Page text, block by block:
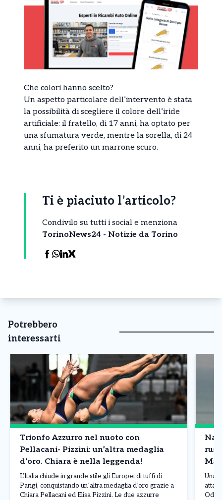
Che colori hanno scelto?
Un aspetto particolare dell’intervento è stata
la possibilità di scegliere il colore dell’iride
artificiale: il fratello, di 17 anni, ha optato per
una sfumatura verde, mentre la sorella, di 24
anni, ha preferito un marrone scuro.
Ti è piaciuto l’articolo?
Condivilo su tutti i social e menziona
TorinoNews24 - Notizie da Torino
Potrebbero
interessarti
Trionfo Azzurro nel nuoto con
Pellacani- Pizzini: un’altra medaglia
d’oro. Chiara è nella leggenda!
L’Italia chiude in grande stile gli Europei di tuffi di
Parigi, conquistando un’altra medaglia d’oro grazie a
Chiara Pellacani ed Elisa Pizzini. Le due azzurre
Una